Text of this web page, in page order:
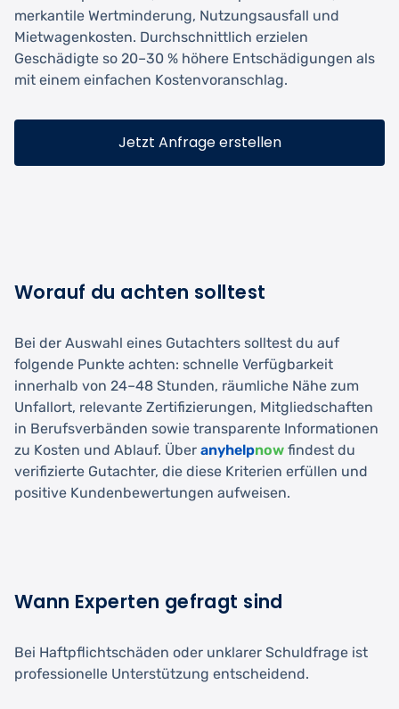
merkantile Wertminderung, Nutzungsausfall und
Mietwagenkosten. Durchschnittlich erzielen
Geschädigte so 20–30 % höhere Entschädigungen als
mit einem einfachen Kostenvoranschlag.
Jetzt Anfrage erstellen
Worauf du achten solltest
Bei der Auswahl eines Gutachters solltest du auf
folgende Punkte achten: schnelle Verfügbarkeit
innerhalb von 24–48 Stunden, räumliche Nähe zum
Unfallort, relevante Zertifizierungen, Mitgliedschaften
in Berufsverbänden sowie transparente Informationen
zu Kosten und Ablauf. Über anyhelpnow findest du
verifizierte Gutachter, die diese Kriterien erfüllen und
positive Kundenbewertungen aufweisen.
Wann Experten gefragt sind
Bei Haftpflichtschäden oder unklarer Schuldfrage ist
professionelle Unterstützung entscheidend.